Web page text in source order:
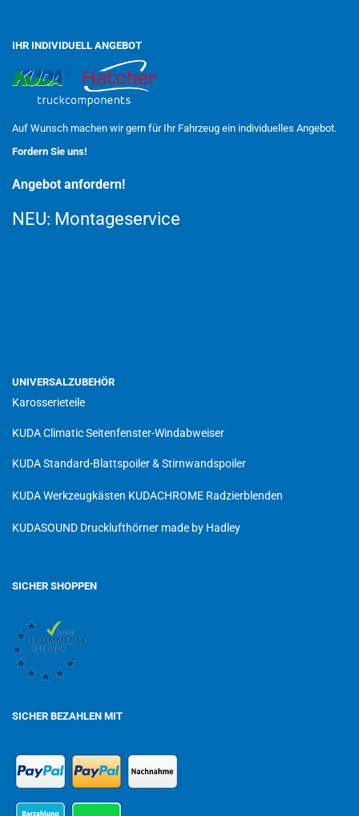
IHR INDIVIDUELL ANGEBOT
Auf Wunsch machen wir gern für Ihr Fahrzeug ein individuelles Angebot.
Fordern Sie uns!
Angebot anfordern!
NEU: Montageservice
UNIVERSALZUBEHÖR
Karosserieteile
KUDA Climatic Seitenfenster-Windabweiser
KUDA Standard-Blattspoiler & Stirnwandspoiler
KUDA Werkzeugkästen KUDACHROME Radzierblenden
KUDASOUND Drucklufthörner made by Hadley
SICHER SHOPPEN
SICHER BEZAHLEN MIT